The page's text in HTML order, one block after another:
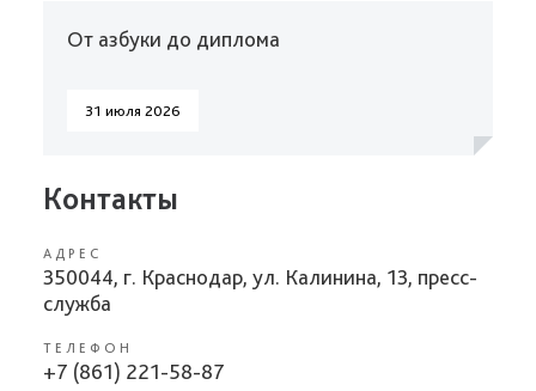
От азбуки до диплома
31 июля 2026
Контакты
АДРЕС
350044, г. Краснодар, ул. Калинина, 13, пресс-
служба
ТЕЛЕФОН
+7 (861) 221-58-87